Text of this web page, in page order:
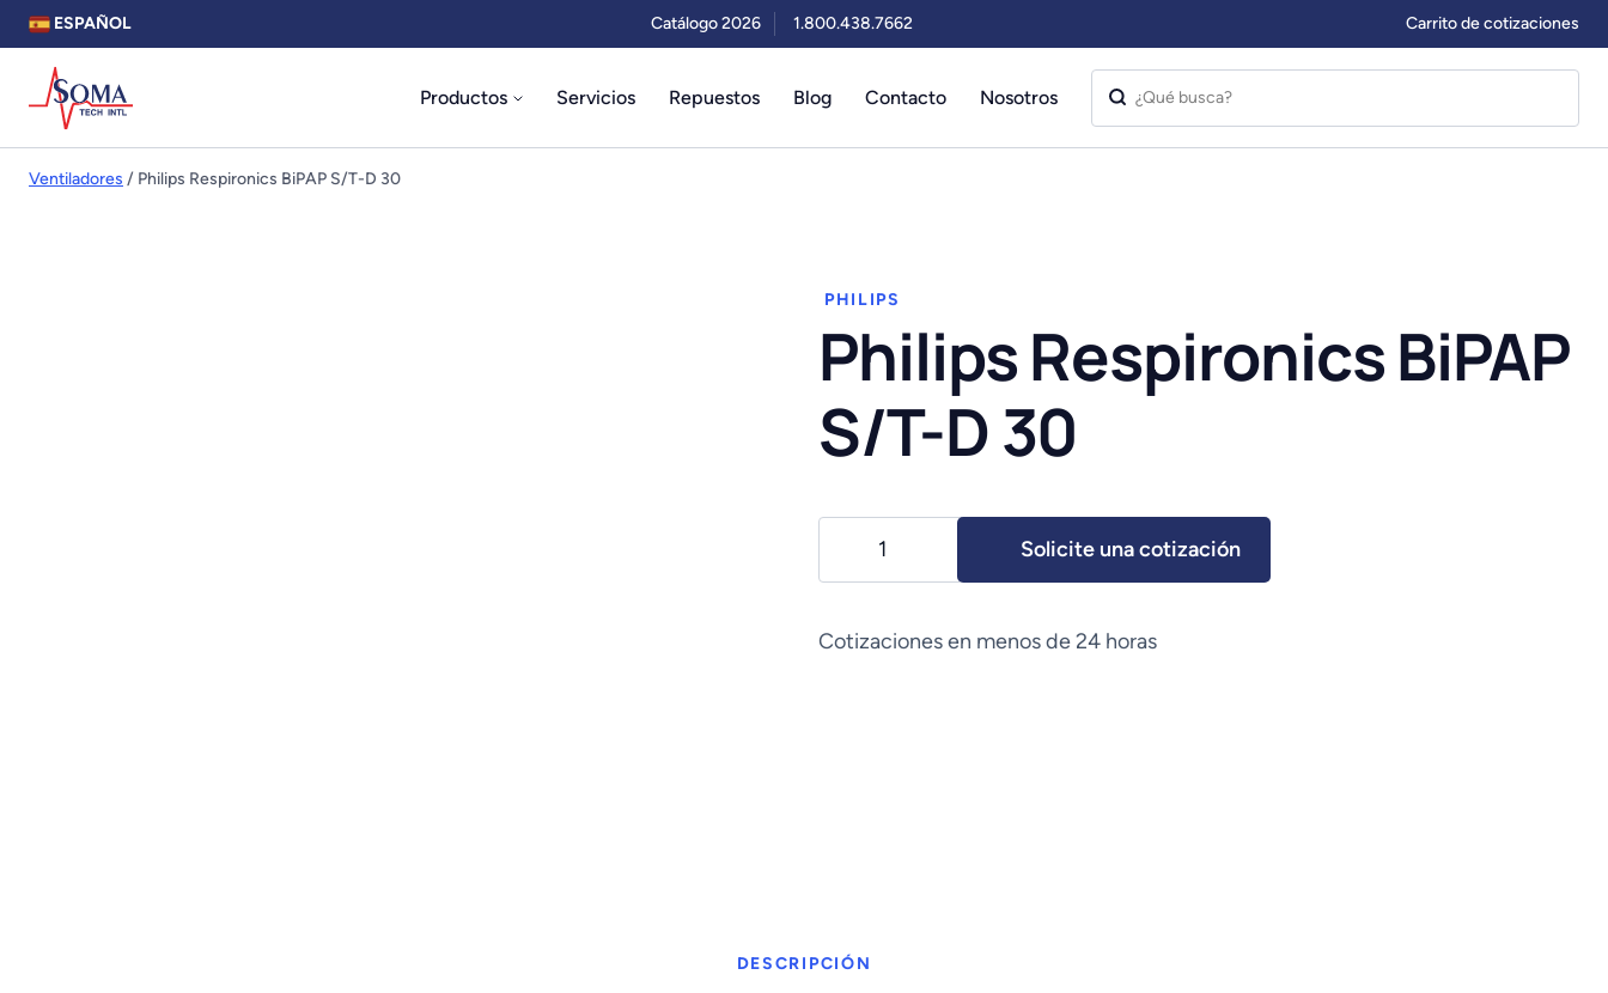
ESPAÑOL Catálogo 2026 1.800.438.7662 Carrito de cotizaciones
Productos Servicios Repuestos Blog Contacto Nosotros
Ventiladores / Philips Respironics BiPAP S/T-D 30
PHILIPS
Philips Respironics BiPAP
S/T-D 30
Respironics
BiPAP
D
Solicite una cotización
Cotizaciones en menos de 24 horas
DESCRIPCIÓN